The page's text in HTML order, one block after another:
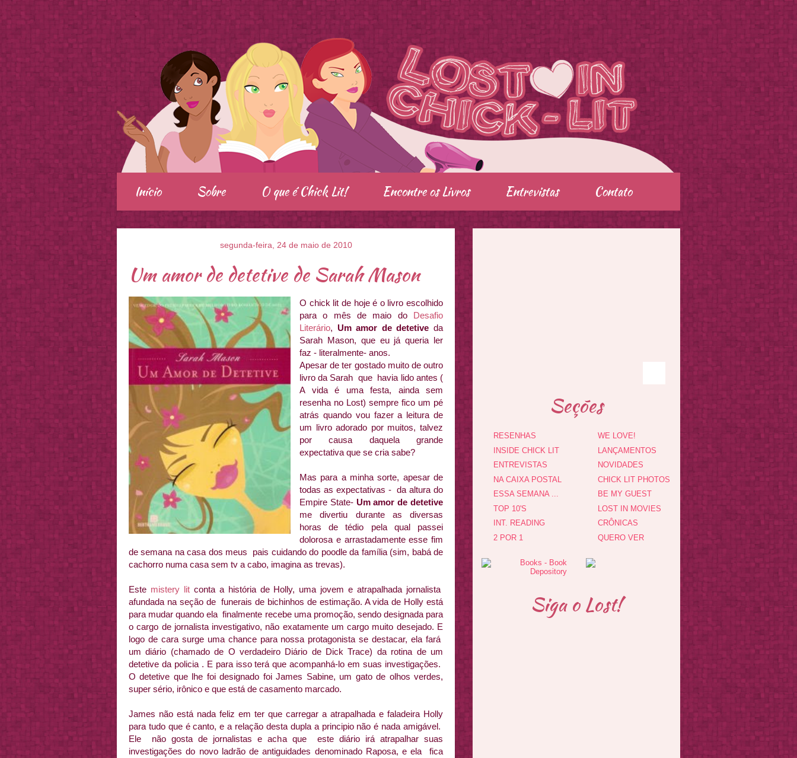
.
Início Sobre O que é Chick Lit! Encontre os Livros Entrevistas Contato
segunda-feira, 24 de maio de 2010
Um amor de detetive de Sarah Mason
O chick lit de hoje é o livro escolhido
para o mês de maio do Desafio
Literário, Um amor de detetive da
Sarah Mason, que eu já queria ler
faz - literalmente- anos.
Apesar de ter gostado muito de outro
livro da Sarah que havia lido antes (
A vida é uma festa, ainda sem
resenha no Lost) sempre fico um pé
atrás quando vou fazer a leitura de
um livro adorado por muitos, talvez
por causa daquela grande
expectativa que se cria sabe?
Mas para a minha sorte, apesar de
todas as expectativas - da altura do
Empire State- Um amor de detetive
me divertiu durante as diversas
horas de tédio pela qual passei
dolorosa e arrastadamente esse fim
de semana na casa dos meus pais cuidando do poodle da família (sim, babá de
cachorro numa casa sem tv a cabo, imagina as trevas).
Este mistery litconta a história de Holly, uma jovem e atrapalhada jornalista
afundada na seção de funerais de bichinhos de estimação. A vida de Holly está
para mudar quando ela finalmente recebe uma promoção, sendo designada para
o cargo de jornalista investigativo, não exatamente um cargo muito desejado. E
logo de cara surge uma chance para nossa protagonista se destacar, ela fará
um diário (chamado de O verdadeiro Diário de Dick Trace) da rotina de um
detetive da policia . E para isso terá que acompanhá-lo em suas investigações.
O detetive que lhe foi designado foi James Sabine, um gato de olhos verdes,
super sério, irônico e que está de casamento marcado.
James não está nada feliz em ter que carregar a atrapalhada e faladeira Holly
para tudo que é canto, e a relação desta dupla a principio não é nada amigável.
Ele não gosta de jornalistas e acha que este diário irá atrapalhar suas
investigações do novo ladrão de antiguidades denominado Raposa, e ela fica
Seções
RESENHAS
INSIDE CHICK LIT
ENTREVISTAS
NA CAIXA POSTAL
ESSA SEMANA ...
TOP 10'S
INT. READING
2 POR 1
WE LOVE!
LANÇAMENTOS
NOVIDADES
CHICK LIT PHOTOS
BE MY GUEST
LOST IN MOVIES
CRÔNICAS
QUERO VER
Siga o Lost!